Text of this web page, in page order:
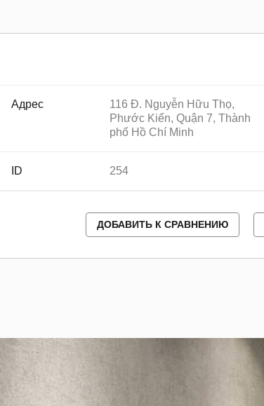
Адрес
116 Đ. Nguyễn Hữu Thọ,
Phước Kiển, Quận 7, Thành
phố Hồ Chí Minh
ID 254
ДОБАВИТЬ К СРАВНЕНИЮ